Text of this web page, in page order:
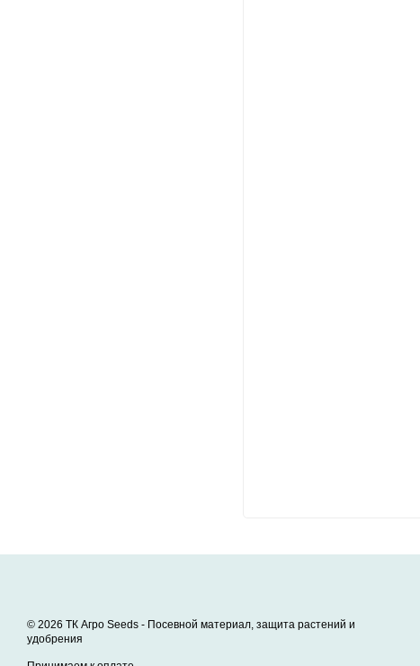
© 2026 ТК Агро Seeds - Посевной материал, защита растений и
удобрения